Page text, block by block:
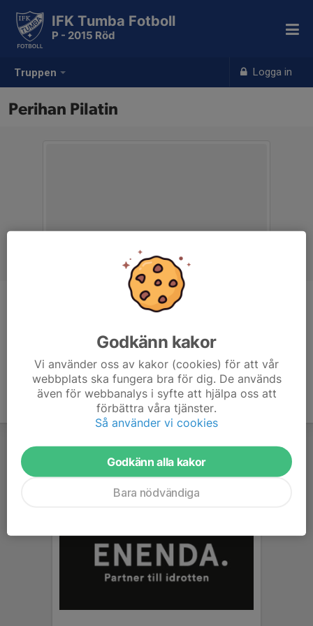
Truppen Logga in
IFK Tumba Fotboll
P - 2015 Röd
Perihan Pilatin
Kassör
Godkänn kakor
Vi använder oss av kakor (cookies) för att vår
webbplats ska fungera bra för dig. De används
även för webbanalys i syfte att hjälpa oss att
förbättra våra tjänster.
Så använder vi cookies
Godkänn alla kakor
Bara nödvändiga